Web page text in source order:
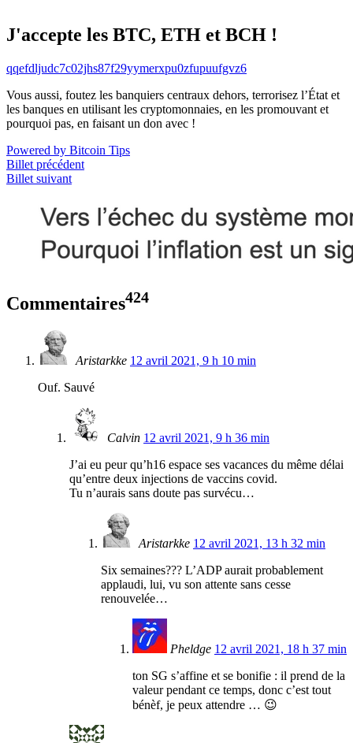
J'accepte les BTC, ETH et BCH !
qqefdljudc7c02jhs87f29yymerxpu0zfupuufgvz6
Vous aussi, foutez les banquiers centraux dehors, terrorisez l’État et
les banques en utilisant les cryptomonnaies, en les promouvant et
pourquoi pas, en faisant un don avec !
Powered by Bitcoin Tips
Billet précédent
Billet suivant
Commentaires424
Aristarkke 12 avril 2021, 9 h 10 min
Ouf. Sauvé
Calvin 12 avril 2021, 9 h 36 min
J’ai eu peur qu’h16 espace ses vacances du même délai
qu’entre deux injections de vaccins covid.
Tu n’aurais sans doute pas survécu…
Aristarkke 12 avril 2021, 13 h 32 min
Six semaines??? L’ADP aurait probablement
applaudi, lui, vu son attente sans cesse
renouvelée…
Pheldge 12 avril 2021, 18 h 37 min
ton SG s’affine et se bonifie : il prend de la
valeur pendant ce temps, donc c’est tout
bénèf, je peux attendre … 😉